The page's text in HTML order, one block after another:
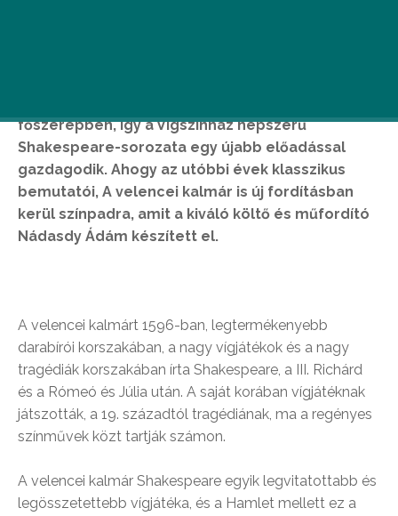
főszerepben, így a Vígszínház népszerű
Shakespeare-sorozata egy újabb előadással
gazdagodik. Ahogy az utóbbi évek klasszikus
bemutatói, A velencei kalmár is új fordításban
kerül színpadra, amit a kiváló költő és műfordító
Nádasdy Ádám készített el.
A velencei kalmárt 1596-ban, legtermékenyebb
darabírói korszakában, a nagy vígjátékok és a nagy
tragédiák korszakában írta Shakespeare, a III. Richárd
és a Rómeó és Júlia után. A saját korában vígjátéknak
játszották, a 19. századtól tragédiának, ma a regényes
színművek közt tartják számon.
A velencei kalmár Shakespeare egyik legvitatottabb és
legösszetettebb vígjátéka, és a Hamlet mellett ez a